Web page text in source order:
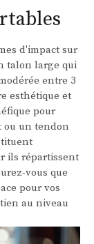
d'impact sur
talon large qui
entre 3
esthétique et
pour
ou un tendon
ils répartissent
vous que
pour vos
au niveau